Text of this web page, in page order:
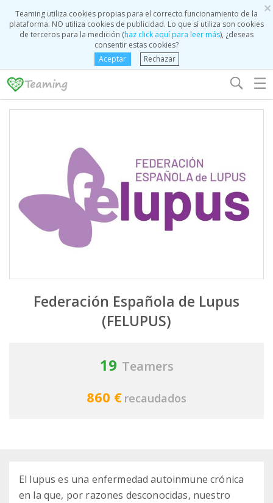
×
Teaming utiliza cookies propias para el correcto funcionamiento de la
plataforma. NO utiliza cookies de publicidad. Lo que sí utiliza son cookies
de terceros para la medición (haz click aquí para leer más), ¿deseas
consentir estas cookies?
Aceptar
Rechazar
☰
Federación Española de Lupus
(FELUPUS)
19 Teamers
860 € recaudados
El lupus es una enfermedad autoinmune crónica
en la que, por razones desconocidas, nuestro